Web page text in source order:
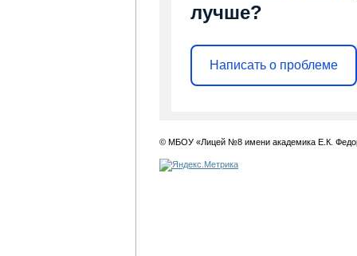
лучше?
Написать о проблеме
© МБОУ «Лицей №8 имени академика Е.К.